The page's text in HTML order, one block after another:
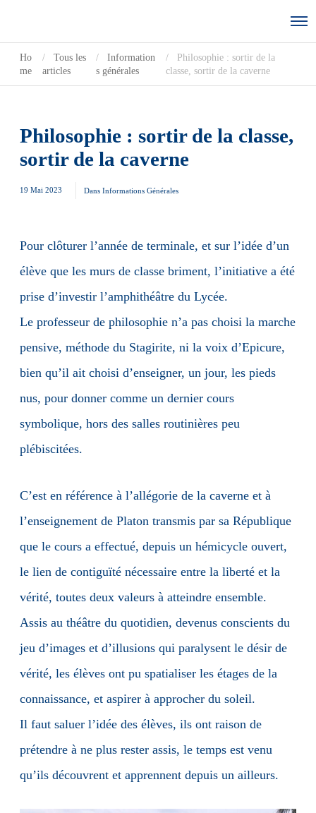
Ho
me
Tous les
articles
Information
s générales
Philosophie : sortir de la
classe, sortir de la caverne
Philosophie : sortir de la classe,
sortir de la caverne
19 Mai 2023 Dans Informations Générales
Pour clôturer l’année de terminale, et sur l’idée d’un
élève que les murs de classe briment, l’initiative a été
prise d’investir l’amphithéâtre du Lycée.
Le professeur de philosophie n’a pas choisi la marche
pensive, méthode du Stagirite, ni la voix d’Epicure,
bien qu’il ait choisi d’enseigner, un jour, les pieds
nus, pour donner comme un dernier cours
symbolique, hors des salles routinières peu
plébiscitées.
C’est en référence à l’allégorie de la caverne et à
l’enseignement de Platon transmis par sa République
que le cours a effectué, depuis un hémicycle ouvert,
le lien de contiguïté nécessaire entre la liberté et la
vérité, toutes deux valeurs à atteindre ensemble.
Assis au théâtre du quotidien, devenus conscients du
jeu d’images et d’illusions qui paralysent le désir de
vérité, les élèves ont pu spatialiser les étages de la
connaissance, et aspirer à approcher du soleil.
Il faut saluer l’idée des élèves, ils ont raison de
prétendre à ne plus rester assis, le temps est venu
qu’ils découvrent et apprennent depuis un ailleurs.